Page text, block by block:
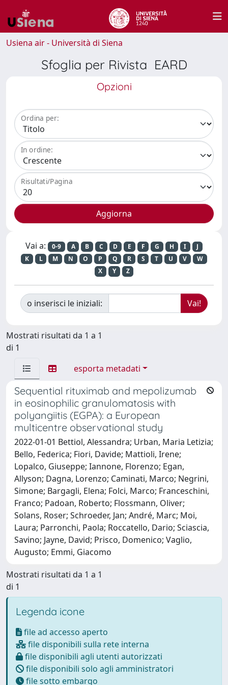
Usiena air - Università di Siena
Sfoglia per Rivista EARD
Opzioni
Ordina per:
In ordine:
Risultati/Pagina
Vai a: 0-9 A B C D E F G H I
J
K
L M N O P Q R S T U V
W
X
Y Z
o inserisci le iniziali:
Mostrati risultati da 1 a 1
di 1
esporta metadati
Sequential rituximab and mepolizumab
in eosinophilic granulomatosis with
polyangiitis (EGPA): a European
multicentre observational study
2022-01-01 Bettiol, Alessandra; Urban, Maria Letizia;
Bello, Federica; Fiori, Davide; Mattioli, Irene;
Lopalco, Giuseppe; Iannone, Florenzo; Egan,
Allyson; Dagna, Lorenzo; Caminati, Marco; Negrini,
Simone; Bargagli, Elena; Folci, Marco; Franceschini,
Franco; Padoan, Roberto; Flossmann, Oliver;
Solans, Roser; Schroeder, Jan; André, Marc; Moi,
Laura; Parronchi, Paola; Roccatello, Dario; Sciascia,
Savino; Jayne, David; Prisco, Domenico; Vaglio,
Augusto; Emmi, Giacomo
Mostrati risultati da 1 a 1
di 1
Legenda icone
file ad accesso aperto
file disponibili sulla rete interna
file disponibili agli utenti autorizzati
file disponibili solo agli amministratori
file sotto embargo